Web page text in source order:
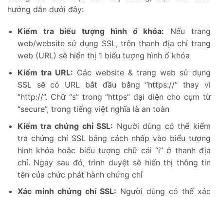
hướng dẫn dưới đây:
Kiểm tra biểu tượng hình ổ khóa: Nếu trang
web/website sử dụng SSL, trên thanh địa chỉ trang
web (URL) sẽ hiển thị 1 biểu tượng hình ổ khóa
Kiểm tra URL: Các website & trang web sử dụng
SSL sẽ có URL bắt đầu bằng “https://” thay vì
“http://”. Chữ “s” trong “https” đại diện cho cụm từ
“secure”, trong tiếng việt nghĩa là an toàn
Kiểm tra chứng chỉ SSL: Người dùng có thể kiểm
tra chứng chỉ SSL bằng cách nhấp vào biểu tượng
hình khóa hoặc biểu tượng chữ cái “i” ở thanh địa
chỉ. Ngay sau đó, trình duyệt sẽ hiển thị thông tin
tên của chức phát hành chứng chỉ
Xác minh chứng chỉ SSL: Người dùng có thể xác